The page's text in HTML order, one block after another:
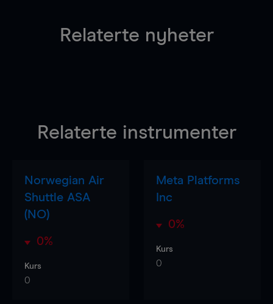
Relaterte nyheter
Relaterte instrumenter
Norwegian Air
Shuttle ASA
(NO)
0%
Kurs
0
Meta Platforms
Inc
0%
Kurs
0